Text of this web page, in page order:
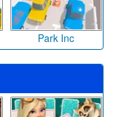
Park Inc